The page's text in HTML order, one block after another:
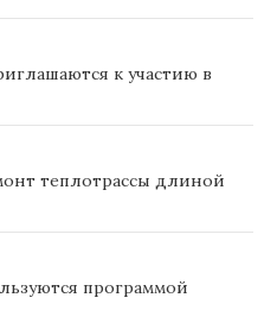
к участию в
теплотрассы длиной
программой